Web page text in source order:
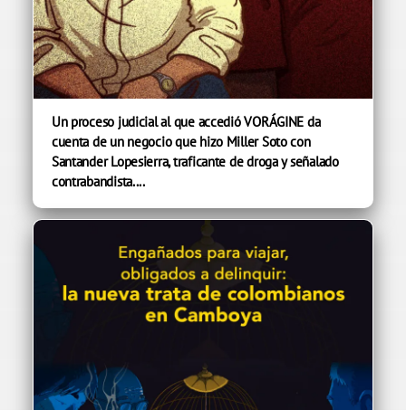
Un proceso judicial al que accedió VORÁGINE da
cuenta de un negocio que hizo Miller Soto con
Santander Lopesierra, traficante de droga y señalado
contrabandista....